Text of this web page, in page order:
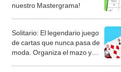
nuestro Mastergrama!
Solitario: El legendario juego
de cartas que nunca pasa de
moda. Organiza el mazo y